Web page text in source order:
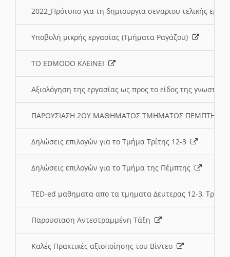
2022_Πρότυπο για τη δημιουργια σεναριου τελικής
Υποβολή μικρής εργασίας (Τμήματα Ραγάζου)
ΤΟ EDMODO ΚΛΕΙΝΕΙ
Αξιολόγηση της εργασίας ως προς το είδος της
ΠΑΡΟΥΣΙΑΣΗ 2ΟΥ ΜΑΘΗΜΑΤΟΣ ΤΜΗΜΑΤΟΣ
Δηλώσεις επιλογών για το Τμήμα Τρίτης 12-3
Δηλώσεις επιλογών για το Τμήμα της Πέμπτης
TED-ed μαθηματα απο τα τμηματα Δευτερας 12-3,
Παρουσιαση Αντεστραμμένη Τάξη
Καλές Πρακτικές αξιοποίησης του Βίντεο